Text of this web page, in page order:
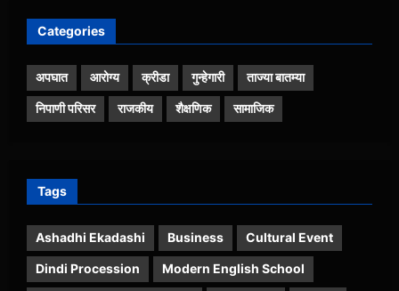
Categories
अपघात आरोग्य क्रीडा गुन्हेगारी ताज्या बातम्या
निपाणी परिसर राजकीय शैक्षणिक सामाजिक
Tags
Ashadhi Ekadashi Business Cultural Event
Dindi Procession Modern English School